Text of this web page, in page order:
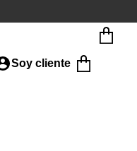
Soy cliente